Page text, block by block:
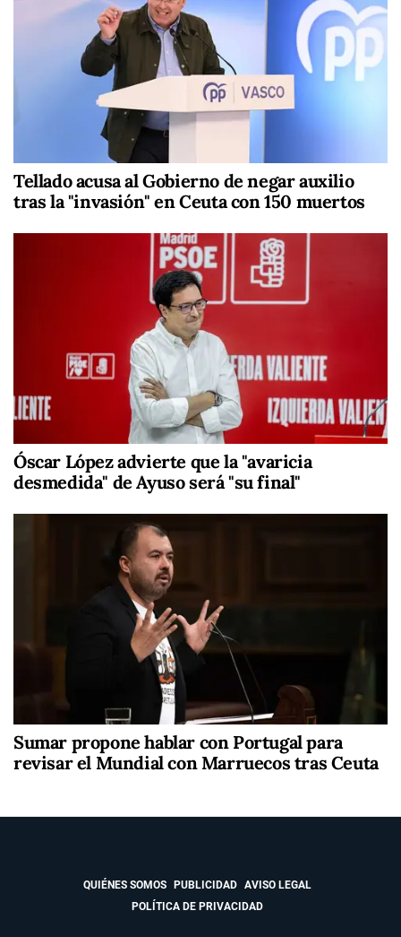
Tellado acusa al Gobierno de negar auxilio
tras la "invasión" en Ceuta con 150 muertos
Óscar López advierte que la "avaricia
desmedida" de Ayuso será "su final"
Sumar propone hablar con Portugal para
revisar el Mundial con Marruecos tras Ceuta
QUIÉNES SOMOS PUBLICIDAD
AVISO LEGAL
POLÍTICA DE PRIVACIDAD